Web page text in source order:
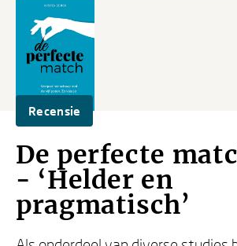
Recensie
De perfecte
- ‘Helder en
pragmatisch’